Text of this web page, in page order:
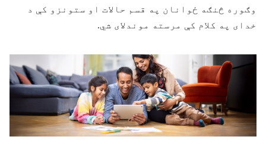
وګوره څنګه ځوانان په قسم حالات او ستونزو کې د
خدای په کلام کې مرسته موندلای شي.‏